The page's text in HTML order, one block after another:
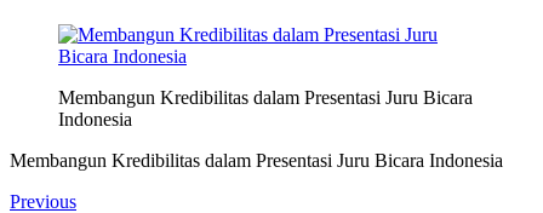
Membangun Kredibilitas dalam Presentasi Juru Bicara
Indonesia
Membangun Kredibilitas dalam Presentasi Juru Bicara Indonesia
Previous